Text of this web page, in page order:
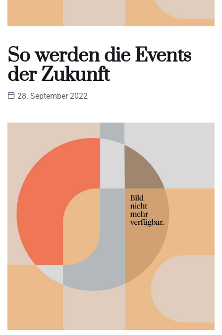
So werden die Events
der Zukunft
28. September 2022